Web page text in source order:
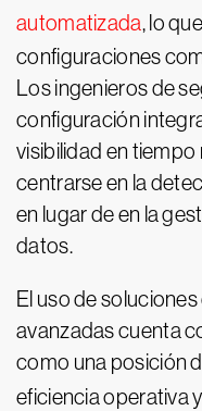
automatizada, lo
configuraciones
Los ingenieros de
configuración
visibilidad en tiempo
centrarse en la
en lugar de en la
datos.
El uso de
avanzadas cuenta
como una posición
eficiencia operativa